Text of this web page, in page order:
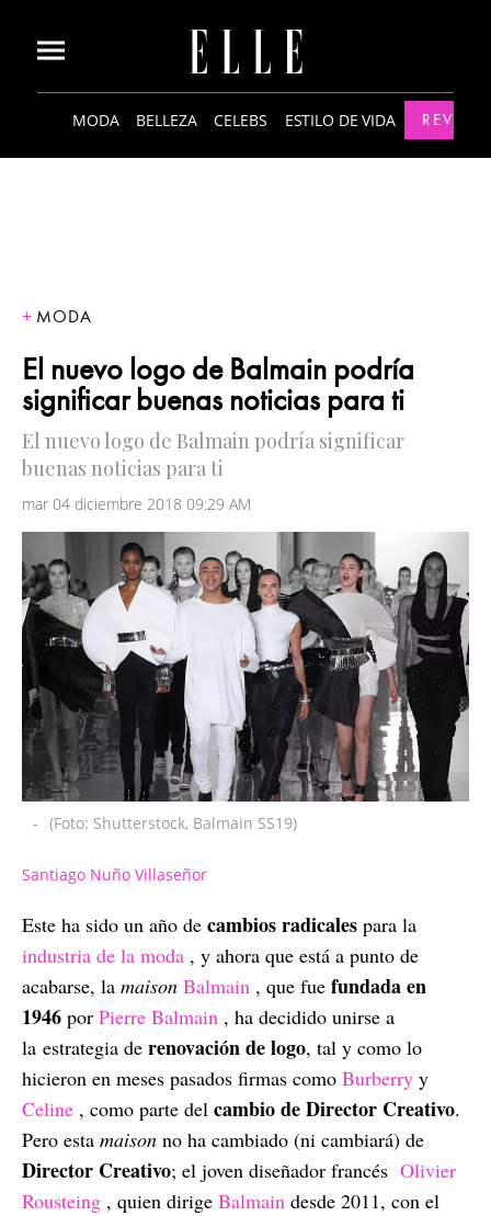
MODA BELLEZA CELEBS ESTILO DE VIDA
MODA
El nuevo logo de Balmain podría
significar buenas noticias para ti
El nuevo logo de Balmain podría significar
buenas noticias para ti
mar 04 diciembre 2018 09:29 AM
- (Foto: Shutterstock, Balmain SS19)
Santiago Nuño Villaseñor
Este ha sido un año de cambios radicales para la
industria de la moda , y ahora que está a punto de
acabarse, la maison Balmain , que fue fundada en
1946 por Pierre Balmain , ha decidido unirse a
la estrategia de renovación de logo, tal y como lo
hicieron en meses pasados firmas como Burberry y
Celine , como parte del cambio de Director Creativo.
Pero esta maison no ha cambiado (ni cambiará) de
Director Creativo; el joven diseñador francés Olivier
Rousteing , quien dirige Balmain desde 2011, con el